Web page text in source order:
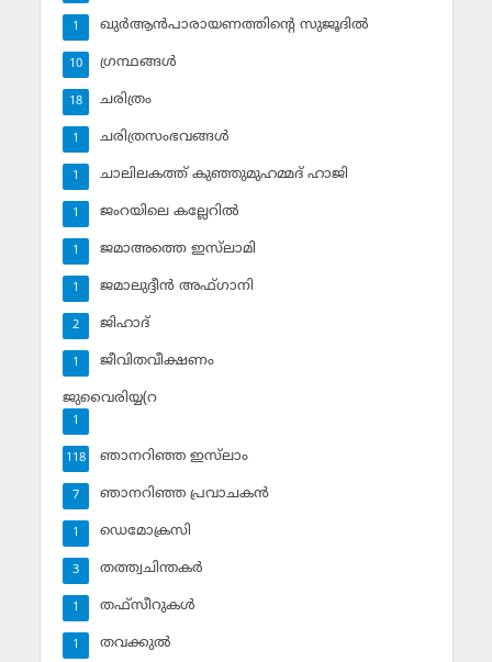
ഖുര്‍ആന്‍പാരായണത്തിന്റെ സുജൂദില്‍
1
ഗ്രന്ഥങ്ങള്‍
10
ചരിത്രം
18
ചരിത്രസംഭവങ്ങള്‍
1
ചാലിലകത്ത് കുഞ്ഞുമുഹമ്മദ് ഹാജി
1
ജംറയിലെ കല്ലേറില്‍
1
ജമാഅത്തെ ഇസ്‌ലാമി
1
ജമാലുദ്ദീന്‍ അഫ്ഗാനി
1
ജിഹാദ്‌
2
ജീവിതവീക്ഷണം
1
ജുവൈരിയ്യ(റ
1
ഞാനറിഞ്ഞ ഇസ്‌ലാം
118
ഞാനറിഞ്ഞ പ്രവാചകന്‍
7
ഡെമോക്രസി
1
തത്ത്വചിന്തകര്‍
3
തഫ്‌സീറുകള്‍
1
തവക്കുല്‍
1